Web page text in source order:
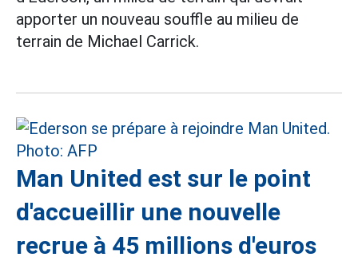
apporter un nouveau souffle au milieu de
terrain de Michael Carrick.
Man United est sur le point
d'accueillir une nouvelle
recrue à 45 millions d'euros